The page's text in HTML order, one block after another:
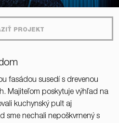
PROJEKT
fasádou susedí s drevenou
Majiteľom poskytuje výhľad na
kuchynský pult aj
sme nechali nepoškvrnený s